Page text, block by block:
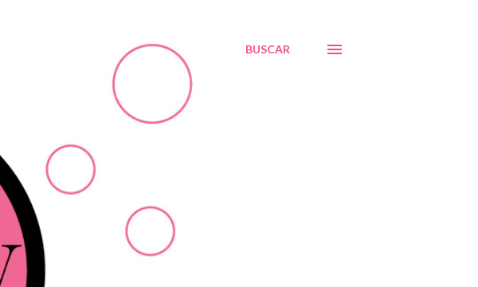
BUSCAR